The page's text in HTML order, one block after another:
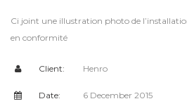
Ci joint une illustration photo de
en conformité
Client: Henro
Date: 6 December 2015